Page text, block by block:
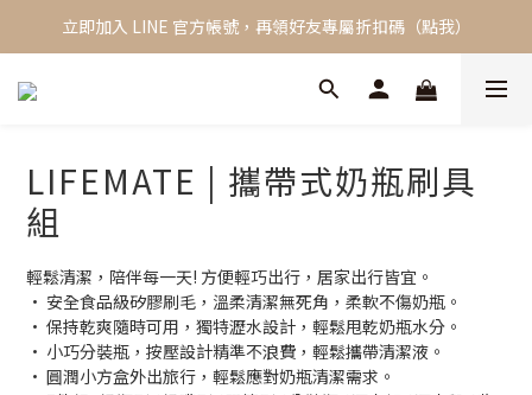
新會員限定，加入會員立即獲得 NT$100 購物金
立即加入 LINE 官方帳號，再領好友專屬折扣碼（點我）
全館單筆滿 2000 免運費
LIFEMATE | 攜帶式奶瓶刷具
組
輕鬆清潔，陪伴每一天! 方便輕巧出行，居家出行皆宜。
• 安全食品級矽膠刷毛，溫柔清潔無死角，柔軟不傷奶瓶。
• 保持乾爽隨時可用，獨特瀝水設計，輕鬆甩乾奶瓶水分。
• 小巧分裝瓶，按壓設計精準不浪費，輕鬆攜帶清潔液。
• 圓潤小方盒外出旅行，輕鬆應對奶瓶清潔需求。